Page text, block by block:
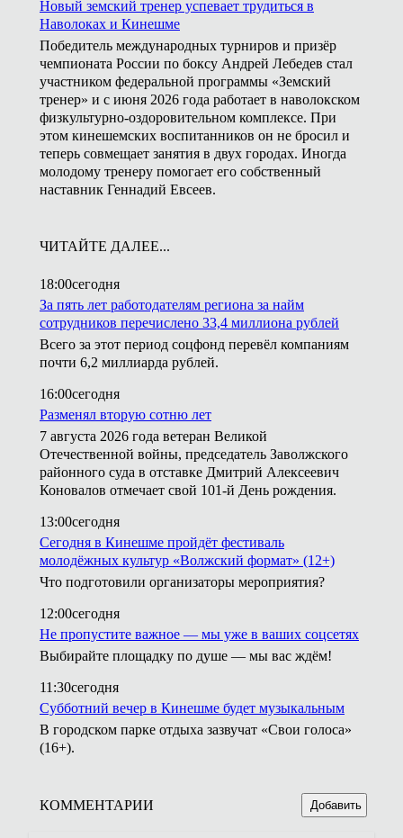
Новый земский тренер успевает трудиться в
Наволоках и Кинешме
Победитель международных турниров и призёр
чемпионата России по боксу Андрей Лебедев стал
участником федеральной программы «Земский
тренер» и с июня 2026 года работает в наволокском
физкультурно-оздоровительном комплексе. При
этом кинешемских воспитанников он не бросил и
теперь совмещает занятия в двух городах. Иногда
молодому тренеру помогает его собственный
наставник Геннадий Евсеев.
ЧИТАЙТЕ ДАЛЕЕ...
18:00сегодня
За пять лет работодателям региона за найм
сотрудников перечислено 33,4 миллиона рублей
Всего за этот период соцфонд перевёл компаниям
почти 6,2 миллиарда рублей.
16:00сегодня
Разменял вторую сотню лет
7 августа 2026 года ветеран Великой
Отечественной войны, председатель Заволжского
районного суда в отставке Дмитрий Алексеевич
Коновалов отмечает свой 101-й День рождения.
13:00сегодня
Сегодня в Кинешме пройдёт фестиваль
молодёжных культур «Волжский формат» (12+)
Что подготовили организаторы мероприятия?
12:00сегодня
Не пропустите важное — мы уже в ваших соцсетях
Выбирайте площадку по душе — мы вас ждём!
11:30сегодня
Субботний вечер в Кинешме будет музыкальным
В городском парке отдыха зазвучат «Свои голоса»
(16+).
КОММЕНТАРИИ Добавить